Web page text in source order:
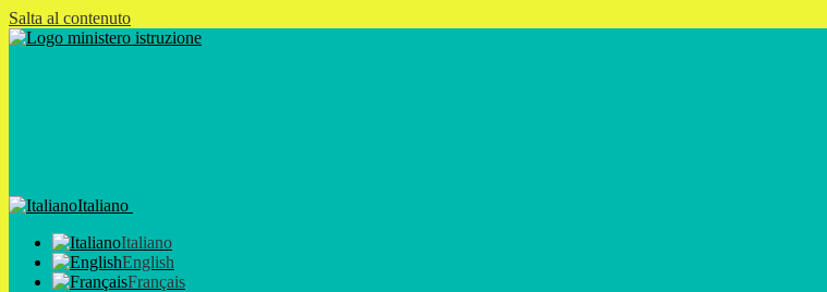
Salta al contenuto
Italiano
Italiano
English
Français